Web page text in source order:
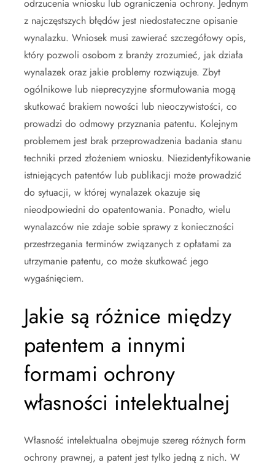
odrzucenia wniosku lub ograniczenia ochrony. Jednym
z najczęstszych błędów jest niedostateczne opisanie
wynalazku. Wniosek musi zawierać szczegółowy opis,
który pozwoli osobom z branży zrozumieć, jak działa
wynalazek oraz jakie problemy rozwiązuje. Zbyt
ogólnikowe lub nieprecyzyjne sformułowania mogą
skutkować brakiem nowości lub nieoczywistości, co
prowadzi do odmowy przyznania patentu. Kolejnym
problemem jest brak przeprowadzenia badania stanu
techniki przed złożeniem wniosku. Niezidentyfikowanie
istniejących patentów lub publikacji może prowadzić
do sytuacji, w której wynalazek okazuje się
nieodpowiedni do opatentowania. Ponadto, wielu
wynalazców nie zdaje sobie sprawy z konieczności
przestrzegania terminów związanych z opłatami za
utrzymanie patentu, co może skutkować jego
wygaśnięciem.
Jakie są różnice między
patentem a innymi
formami ochrony
własności intelektualnej
Własność intelektualna obejmuje szereg różnych form
ochrony prawnej, a patent jest tylko jedną z nich. W